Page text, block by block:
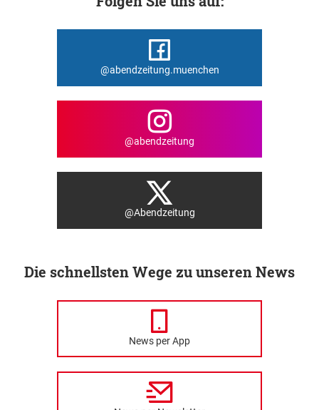
@abendzeitung.muenchen
@abendzeitung
@Abendzeitung
Die schnellsten Wege zu unseren News
News per App